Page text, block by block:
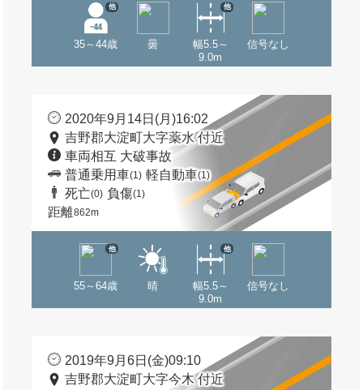
35～44歳
他
曇
幅5.5～
9.0m
他
信号なし
2020年9月14日(月)16:02
吉野郡大淀町大字薬水 付近
車両相互 大破事故
普通乗用車(1) 軽自動車(1)
死亡(0) 負傷(1)
距離862m
55～64歳
他
晴
幅5.5～
9.0m
他
信号なし
2019年9月6日(金)09:10
吉野郡大淀町大字今木 付近